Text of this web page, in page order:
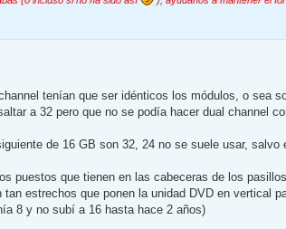
tenían que ser idénticos los módulos, o sea
a 32 pero que no se podía hacer dual channel
de 16 GB son 32, 24 no se suele usar, salvo
puestos que tienen en las cabeceras de los
tan estrechos que ponen la unidad DVD en vertical
8 y no subí a 16 hasta hace 2 años)